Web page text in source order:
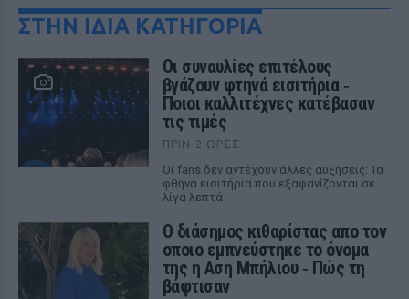
ΣΤΗΝ ΙΔΙΑ ΚΑΤΗΓΟΡΙΑ
Οι συναυλίες επιτέλους
βγάζουν φτηνά εισιτήρια ‑
Ποιοι καλλιτέχνες κατέβασαν
τις τιμές
ΠΡΙΝ 2 ΏΡΕΣ
Οι fans δεν αντέχουν άλλες αυξήσεις: Τα
φθηνά εισιτήρια που εξαφανίζονται σε
λίγα λεπτά
Ο διάσημος κιθαρίστας απο τον
οποιο εμπνεύστηκε το όνομα
της η Αση Μπήλιου ‑ Πώς τη
βάφτισαν